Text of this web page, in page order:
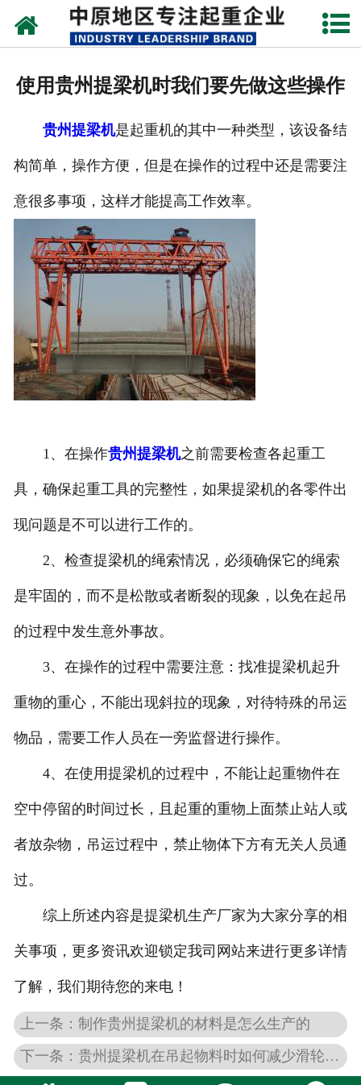
网站首页
成功案例
联系我们
使用贵州提梁机时我们要先做这些操作
贵州提梁机是起重机的其中一种类型，该设备结
构简单，操作方便，但是在操作的过程中还是需要注
意很多事项，这样才能提高工作效率。
1、在操作贵州提梁机之前需要检查各起重工
具，确保起重工具的完整性，如果提梁机的各零件出
现问题是不可以进行工作的。
2、检查提梁机的绳索情况，必须确保它的绳索
是牢固的，而不是松散或者断裂的现象，以免在起吊
的过程中发生意外事故。
3、在操作的过程中需要注意：找准提梁机起升
重物的重心，不能出现斜拉的现象，对待特殊的吊运
物品，需要工作人员在一旁监督进行操作。
4、在使用提梁机的过程中，不能让起重物件在
空中停留的时间过长，且起重的重物上面禁止站人或
者放杂物，吊运过程中，禁止物体下方有无关人员通
过。
综上所述内容是提梁机生产厂家为大家分享的相
关事项，更多资讯欢迎锁定我司网站来进行更多详情
了解，我们期待您的来电！
上一条：制作贵州提梁机的材料是怎么生产的
下一条：贵州提梁机在吊起物料时如何减少滑轮单元的倍数